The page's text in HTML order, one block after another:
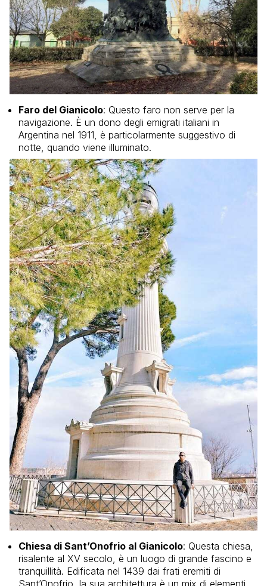
Faro del Gianicolo: Questo faro non serve per la
navigazione. È un dono degli emigrati italiani in
Argentina nel 1911, è particolarmente suggestivo di
notte, quando viene illuminato.
Chiesa di Sant’Onofrio al Gianicolo: Questa chiesa,
risalente al XV secolo, è un luogo di grande fascino e
tranquillità. Edificata nel 1439 dai frati eremiti di
Sant’Onofrio, la sua architettura è un mix di elementi